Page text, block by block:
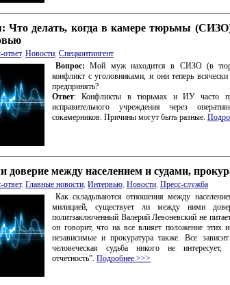
Что делать, когда в камере тюрьмы (СИЗО)
, Новости Спецконтингент
Вопрос: Мой муж находится в СИЗО (в
конфликт с уголовниками, и они теперь
предпринять?
Ответ: Конфликты в тюрьмах и ИУ часто
исправительного учреждения через
сокамерников. Причины могут быть разные.
доверие между населением и судами,
, Главные новости Интервью Новости Пресс-служба
Как складываются отношения между
милицией, существует ли между ними
политзаключенный Валерий Левоневский не
он говорит, что на все влияет положение этих
независимые и прокуратура также. Все
человеческая судьба никого не интересует,
отчетность”. Подробнее >>>